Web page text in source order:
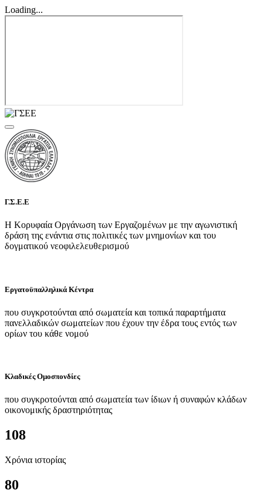
Loading...
Γ.Σ.Ε.Ε
Η Κορυφαία Οργάνωση των Εργαζομένων με την αγωνιστική
δράση της ενάντια στις πολιτικές των μνημονίων και του
δογματικού νεοφιλελευθερισμού
Εργατοϋπαλληλικά Κέντρα
που συγκροτούνται από σωματεία και τοπικά παραρτήματα
πανελλαδικών σωματείων που έχουν την έδρα τους εντός των
ορίων του κάθε νομού
Κλαδικές Ομοσπονδίες
που συγκροτούνται από σωματεία των ίδιων ή συναφών κλάδων
οικονομικής δραστηριότητας
108
Χρόνια ιστορίας
80